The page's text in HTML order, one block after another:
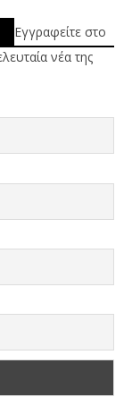
Εγγραφείτε στο
νέα της